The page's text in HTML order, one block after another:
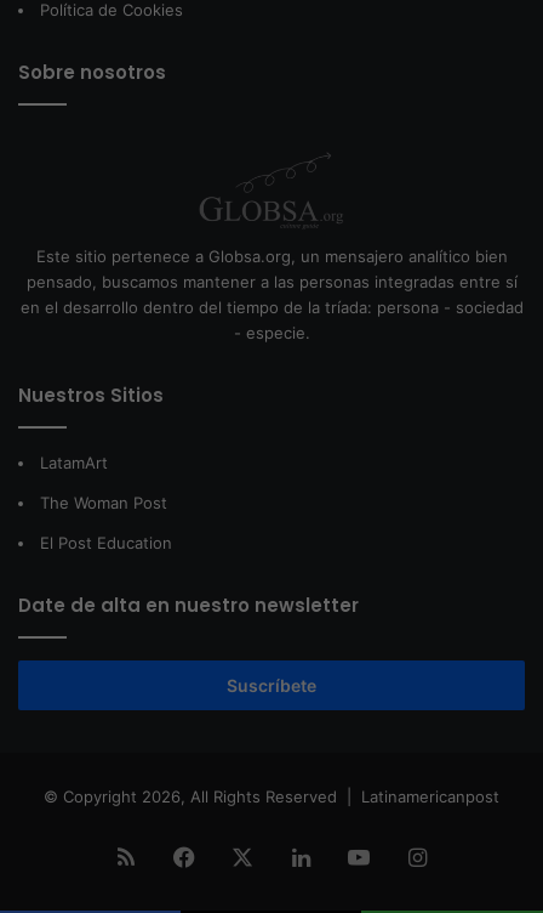
Política de Cookies
Sobre nosotros
Este sitio pertenece a Globsa.org, un mensajero analítico bien
pensado, buscamos mantener a las personas integradas entre sí
en el desarrollo dentro del tiempo de la tríada: persona - sociedad
- especie.
Nuestros Sitios
LatamArt
The Woman Post
El Post Education
Date de alta en nuestro newsletter
Suscríbete
© Copyright 2026, All Rights Reserved | Latinamericanpost
RSS Facebook LinkedInYouTubeInstagram